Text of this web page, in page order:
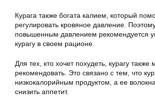
Курага также богата калием, который
регулировать кровяное давление.
повышенным давлением рекомендуется
курагу в своем рационе.
Для тех, кто хочет похудеть, курагу также
рекомендовать. Это связано с тем, что
низкокалорийным продуктом, а ее
снизить аппетит.